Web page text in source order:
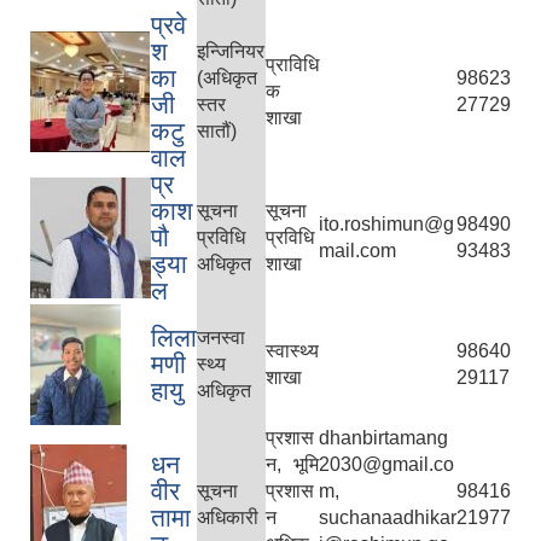
प्रवे
श
का
जी
कटु
वाल
इन्जिनियर
(अधिकृत
स्तर
सातौं)
प्राविधि
क
शाखा
98623
27729
प्र
काश
पौ
ड्या
ल
सूचना
प्रविधि
अधिकृत
सूचना
प्रविधि
शाखा
ito.roshimun@g
mail.com
98490
93483
लिला
मणी
हायु
जनस्वा
स्थ्य
अधिकृत
स्वास्थ्य
शाखा
98640
29117
धन
वीर
तामा
सूचना
अधिकारी
प्रशास
न, भूमि
प्रशास
न
dhanbirtamang
2030@gmail.co
m,
suchanaadhikar
98416
21977